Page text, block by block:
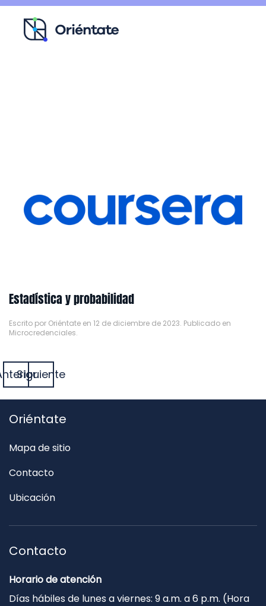
Ir al contenido principal
Estadística y probabilidad
Escrito por Oriéntate en 12 de diciembre de 2023. Publicado en
Microcredenciales.
Siguiente
Oriéntate
Mapa de sitio
Contacto
Ubicación
Contacto
Horario de atención
Días hábiles de lunes a viernes: 9 a.m. a 6 p.m. (Hora